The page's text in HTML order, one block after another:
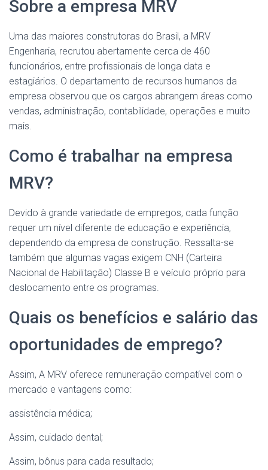
Sobre a empresa MRV
Uma das maiores construtoras do Brasil, a MRV
Engenharia, recrutou abertamente cerca de 460
funcionários, entre profissionais de longa data e
estagiários. O departamento de recursos humanos da
empresa observou que os cargos abrangem áreas como
vendas, administração, contabilidade, operações e muito
mais.
Como é trabalhar na empresa
MRV?
Devido à grande variedade de empregos, cada função
requer um nível diferente de educação e experiência,
dependendo da empresa de construção. Ressalta-se
também que algumas vagas exigem CNH (Carteira
Nacional de Habilitação) Classe B e veículo próprio para
deslocamento entre os programas.
Quais os benefícios e salário das
oportunidades de emprego?
Assim, A MRV oferece remuneração compatível com o
mercado e vantagens como:
assistência médica;
Assim, cuidado dental;
Assim, bônus para cada resultado;